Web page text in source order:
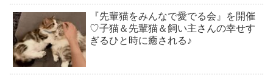
『先輩猫をみんなで愛でる会』を開催
♡子猫＆先輩猫＆飼い主さんの幸せす
ぎるひと時に癒される♪